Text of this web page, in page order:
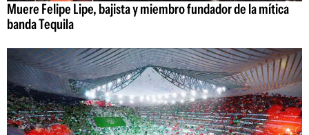
Muere Felipe Lipe, bajista y miembro fundador de la mítica
banda Tequila